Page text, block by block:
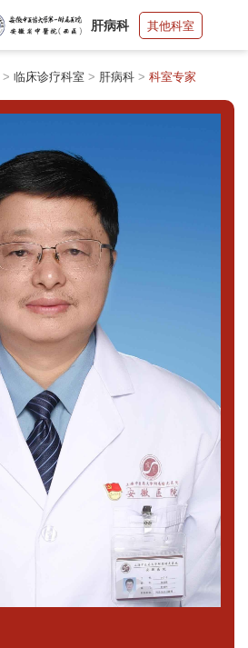
肝病科 其他科室
> 临床诊疗科室 > 肝病科 > 科室专家